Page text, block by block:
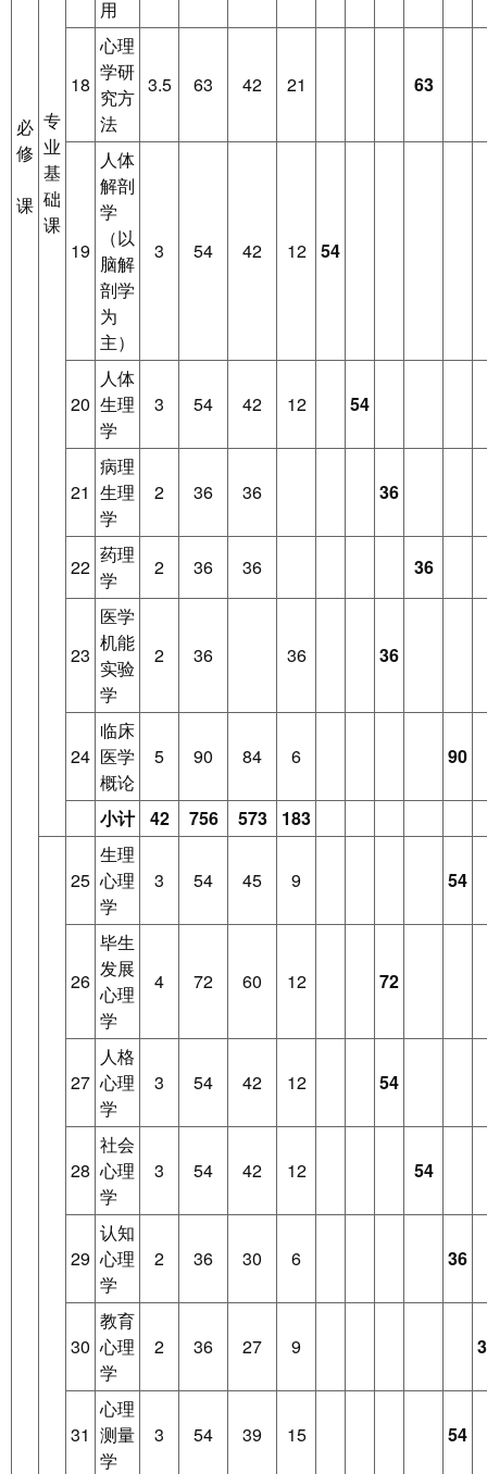
必
修
课
专
业
基
础
课
用
18
心理
学研
究方
法
3.5 63 42 21 63
19
人体
解剖
学
（以
脑解
剖学
为
主）
3 54 42 12 54
20
人体
生理
学
3 54 42 12 54
21
病理
生理
学
2 36 36 36
22
药理
学
2 36 36 36
23
医学
机能
实验
学
2 36 36 36
24
临床
医学
概论
5 90 84 6 90
小计 42 756 573 183
25
生理
心理
学
3 54 45 9 54
26
毕生
发展
心理
学
4 72 60 12 72
27
人格
心理
学
3 54 42 12 54
28
社会
心理
学
3 54 42 12 54
29
认知
心理
学
2 36 30 6 36
30
教育
心理
学
2 36 27 9
31
心理
测量
学
3 54 39 15 54